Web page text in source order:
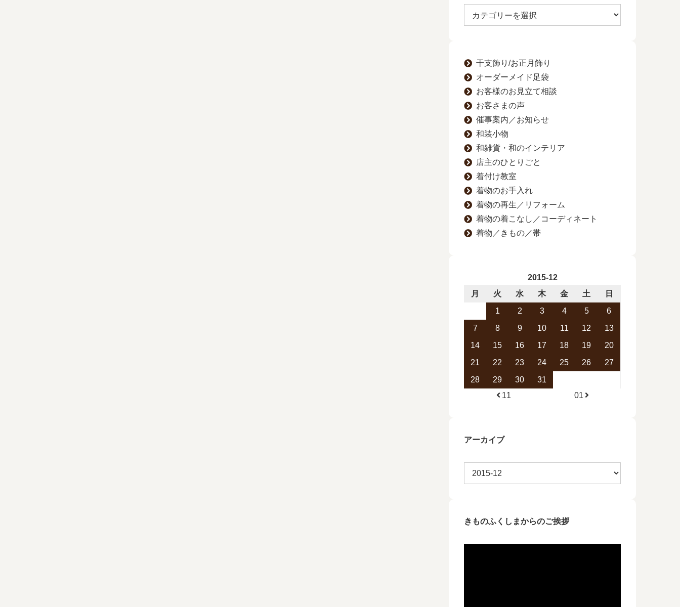
干支飾り/お正月飾り
オーダーメイド足袋
お客様のお見立て相談
お客さまの声
催事案内／お知らせ
和装小物
和雑貨・和のインテリア
店主のひとりごと
着付け教室
着物のお手入れ
着物の再生／リフォーム
着物の着こなし／コーディネート
着物／きもの／帯
2015-12
月
火 水 木 金 土
日
1
2 3 4 5
6
7
8 9 10 11 12
13
14
15 16 17 18 19
20
21
22 23 24 25 26
27
28
29 30
31
11
01
アーカイブ
きものふくしまからのご挨拶